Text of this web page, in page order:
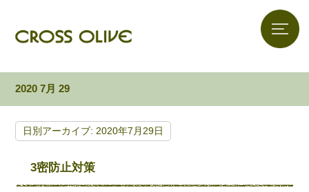
2020 7月 29
日別アーカイブ: 2020年7月29日
3密防止対策